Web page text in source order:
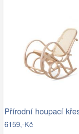
6159,-Kč